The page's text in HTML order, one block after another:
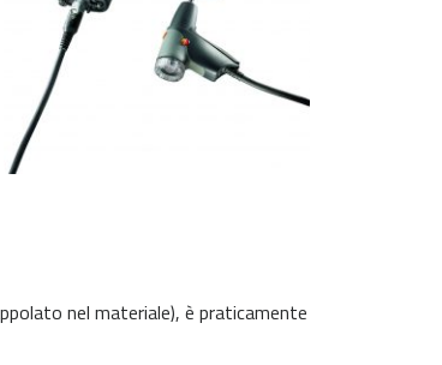
nel materiale), è praticamente